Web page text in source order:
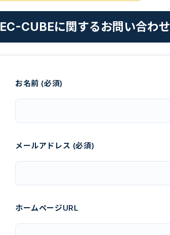
EC-CUBEに関するお問い合わせ
お名前 (必須)
メールアドレス (必須)
ホームページURL